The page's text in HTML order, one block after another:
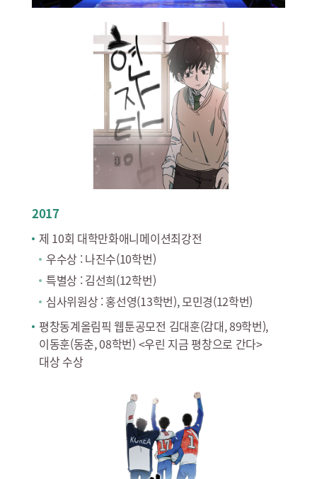
2017
제 10회 대학만화애니메이션최강전
우수상 : 나진수(10학번)
특별상 : 김선희(12학번)
심사위원상 : 홍선영(13학번), 모민경(12학번)
평창동계올림픽 웹툰공모전 김대훈(감대, 89학번),
이동훈(동춘, 08학번) <우린 지금 평창으로 간다>
대상 수상